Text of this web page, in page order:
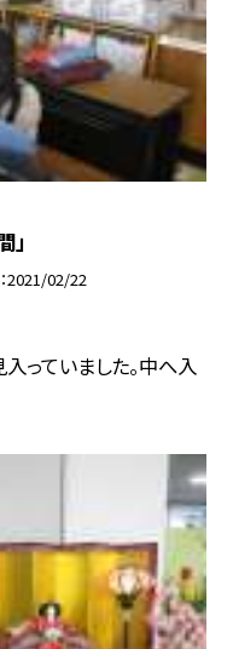
」
2021/02/22
っていました。中へ入